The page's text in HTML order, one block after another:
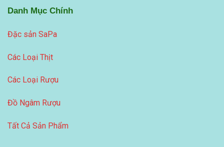
Danh Mục Chính
Đặc sản SaPa
Các Loại Thịt
Các Loại Rượu
Đồ Ngâm Rượu
Tất Cả Sản Phẩm